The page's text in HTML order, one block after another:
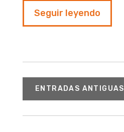
Seguir leyendo
ENTRADAS ANTIGUAS